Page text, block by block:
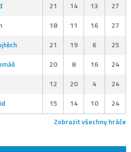
21 14 13
27
18 11 16
27
21 19 6
25
20 8 16
24
12 20 4
24
15 14 10
24
Zobrazit všechny hráče